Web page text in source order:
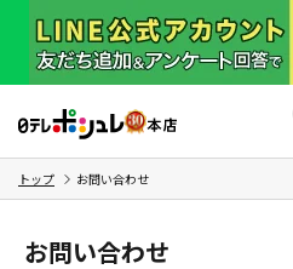
トップ お問い合わせ
お問い合わせ